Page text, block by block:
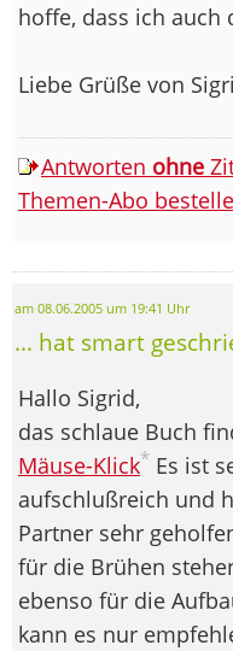
hoffe, dass ich auch
Liebe Grüße von
Antworten ohne
Themen-Abo
am 08.06.2005 um 19:41 Uhr
... hat smart
Hallo Sigrid,
das schlaue Buch
Mäuse-Klick* Es ist
aufschlußreich und
Partner sehr
für die Brühen
ebenso für die
kann es nur